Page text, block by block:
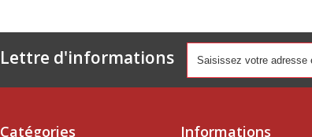
Lettre d'informations
Catégories Informations